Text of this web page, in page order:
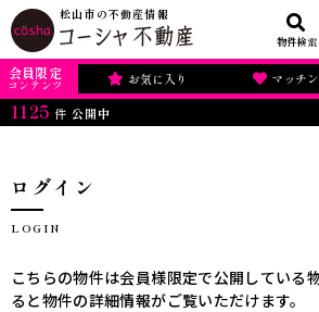
松山市の不動産情報
物件検索
会員限定
コンテンツ お気に入り マッチ
1125 件 公開中
ログイン
LOGIN
こちらの物件は会員様限定で公開している
ると物件の詳細情報がご覧いただけます。